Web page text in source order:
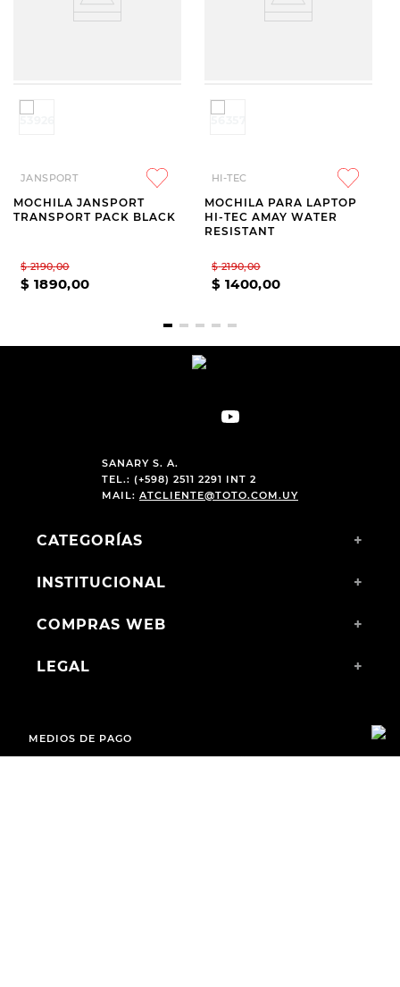
JANSPORT
MOCHILA JANSPORT
TRANSPORT PACK BLACK
$ 2190,00
$ 1890,00
HI-TEC
MOCHILA PARA LAPTOP
HI-TEC AMAY WATER
RESISTANT
$ 2190,00
$ 1400,00
SANARY S. A.
TEL.: (+598) 2511 2291 INT 2
MAIL: ATCLIENTE@TOTO.COM.UY
CATEGORÍAS +
INSTITUCIONAL +
COMPRAS WEB +
LEGAL +
MEDIOS DE PAGO